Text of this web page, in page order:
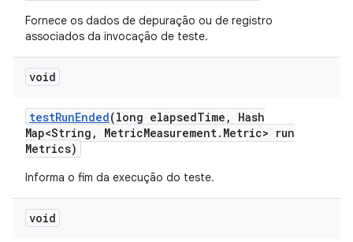
Fornece os dados de depuração ou de registro
associados da invocação de teste.
void
testRunEnded(long elapsedTime ,
Hash
Map<String , MetricMeasurement. Metric> run
Metrics)
Informa o fim da execução do teste.
void